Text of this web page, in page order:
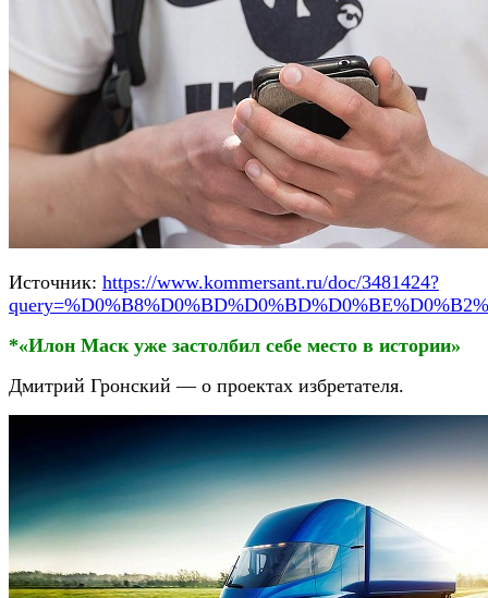
Источник: https://www.kommersant.ru/doc/3481424?
*«Илон Маск уже застолбил себе место в истории»
Дмитрий Гронский — о проектах избретателя.